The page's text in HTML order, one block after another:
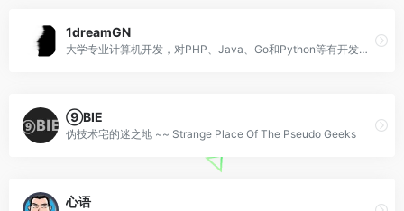
1dreamGN
大学专业计算机开发，对PHP、Java、Go和Python等有开发基础。目前就职于TopSec。
⑨BIE
伪技术宅的迷之地 ~~ Strange Place Of The Pseudo Geeks
心语